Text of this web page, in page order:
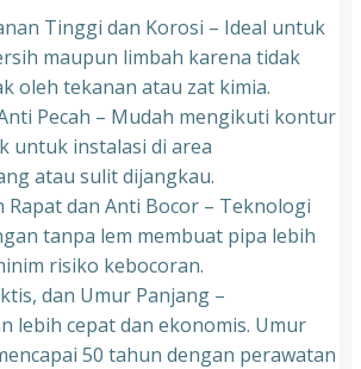
Tinggi dan Korosi – Ideal untuk
maupun limbah karena tidak
oleh tekanan atau zat kimia.
Pecah – Mudah mengikuti kontur
untuk instalasi di area
atau sulit dijangkau.
Rapat dan Anti Bocor – Teknologi
tanpa lem membuat pipa lebih
risiko kebocoran.
dan Umur Panjang –
lebih cepat dan ekonomis. Umur
50 tahun dengan perawatan